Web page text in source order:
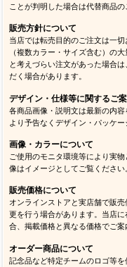
ことが判明した場合は代替商品
販売方針について
当店では転売目的のご注文は一
（複数カラー・サイズ含む）の
と考えづらい注文があった場合
だく場合があります。
デザイン・仕様等に関するご
各商品画像・説明文は最新の内
より予告なくデザイン・パッケ
画像・カラーについて
ご使用のモニタ環境等により実
像はイメージとしてご覧ください
販売価格について
オンラインストアと実店舗で販
更を行う場合があります。当店
合、掲載価格と異なる価格でご案
オーダー商品について
記念品など特定チームのロゴ等